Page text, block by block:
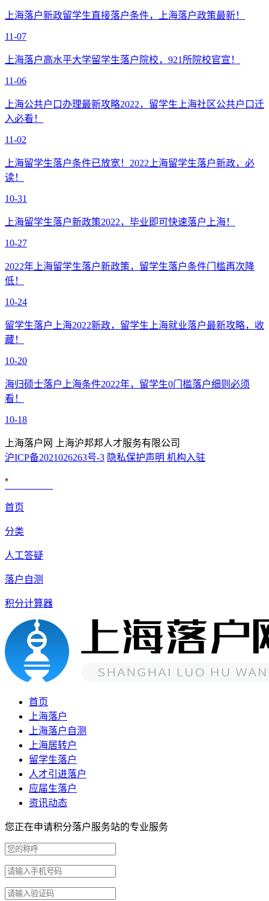
上海落户新政留学生直接落户条件，上海落户政策最新！
11-07
上海落户高水平大学留学生落户院校，921所院校官宣！
11-06
上海公共户口办理最新攻略2022，留学生上海社区公共户口迁
入必看！
11-02
上海留学生落户条件已放宽！2022上海留学生落户新政，必
读！
10-31
上海留学生落户新政策2022，毕业即可快速落户上海！
10-27
2022年上海留学生落户新政策，留学生落户条件门槛再次降
低！
10-24
留学生落户上海2022新政，留学生上海就业落户最新攻略，收
藏！
10-20
海归硕士落户上海条件2022年，留学生0门槛落户细则必须
看！
10-18
上海落户网 上海沪邦邦人才服务有限公司
沪ICP备2021026263号-3 隐私保护声明 机构入驻
首页
分类
人工答疑
落户自测
积分计算器
首页
上海落户
上海落户自测
上海居转户
留学生落户
人才引进落户
应届生落户
资讯动态
您正在申请积分落户服务站的专业服务